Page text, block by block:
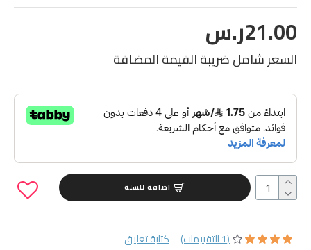
السعر شامل ضريبة القيمة المضافة
(1 التقييمات) - كتابة تعليق
21.00ر.س
اضافة للسلة